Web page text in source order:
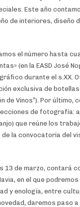
Este año
de interiores, diseño
el número hasta
(en la EASD José
durante el s.XX.
exclusiva de
de Vinos”). Por último,
de fotografía:
que reúne los
la convocatoria del
13 de marzo, contará
en el que
y enología, entre
daremos paso